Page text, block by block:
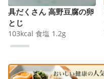
具だくさん 高野豆腐の卵
とじ
103kcal 食塩 1.2g